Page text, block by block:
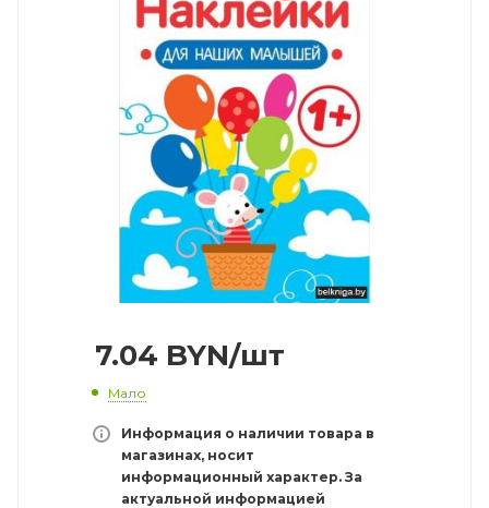
7.04 BYN/шт
Мало
Информация о наличии товара в
магазинах, носит
информационный характер. За
актуальной информацией